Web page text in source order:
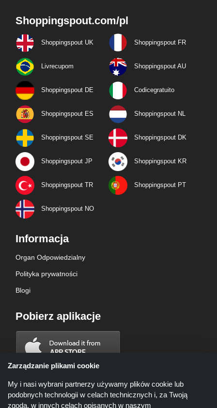
Shoppingspout.com/pl
Shoppingspout UK Shoppingspout FR
Livrecupom Shoppingspout AU
Shoppingspout DE Codicegratuito
Shoppingspout ES Shoppingspout NL
Shoppingspout SE Shoppingspout DK
Shoppingspout JP Shoppingspout KR
Shoppingspout TR Shoppingspout PT
Shoppingspout NO
Informacja
Organ Odpowiedzialny
Polityka prywatności
Blogi
Pobierz aplikacje
Zarządzanie plikami cookie
My i nasi wybrani partnerzy używamy plików cookie lub
podobnych technologii w celach technicznych i, za Twoją
zgodą, w innych celach opisanych w naszym